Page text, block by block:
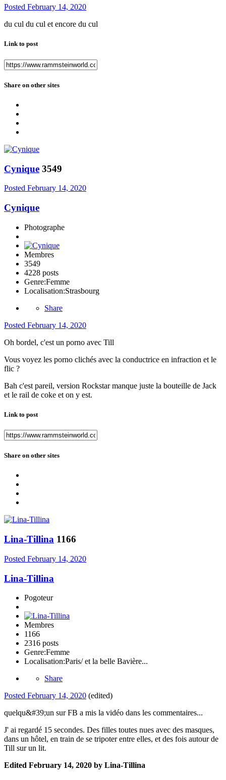
Posted February 14, 2020
du cul du cul et encore du cul
Link to post
Share on other sites
Cynique 3549
Posted February 14, 2020
Cynique
Photographe
Membres
3549
4228 posts
Genre:Femme
Localisation:Strasbourg
Share
Posted February 14, 2020
Oh bordel, c'est un porno avec Till
Vous voyez les porno clichés avec la conductrice en infraction et le
flic ?
Bah c'est pareil, version Rockstar manque juste la bouteille de Jack
et le rail de coke et on y est.
Link to post
Share on other sites
Lina-Tillina 1166
Posted February 14, 2020
Lina-Tillina
Pogoteur
Membres
1166
2316 posts
Genre:Femme
Localisation:Paris/ et la belle Bavière...
Share
Posted February 14, 2020 (edited)
quelqu&#39;un sur FB a mis la vidéo dans les commentaires...
J' ai regardé 15 secondes. Des filles toutes nues avec des masques,
dans un hôtel, en train de se tripoter entre elles, et des fois autour de
Till sur un lit.
Edited February 14, 2020 by Lina-Tillina